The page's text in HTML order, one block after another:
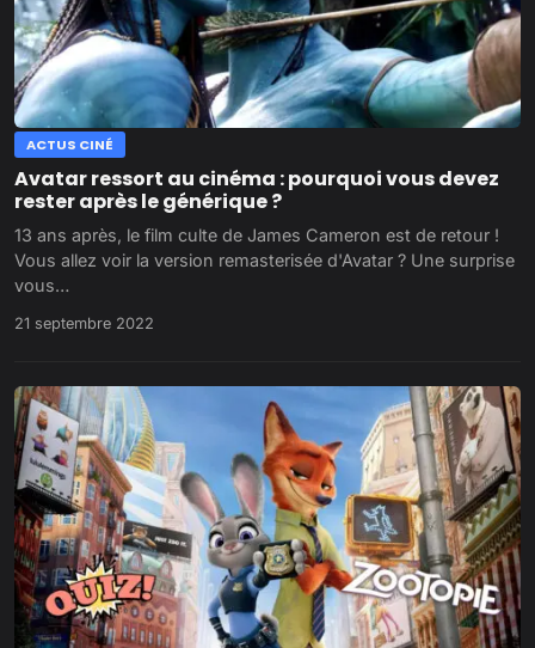
ACTUS CINÉ
Avatar ressort au cinéma : pourquoi vous devez
rester après le générique ?
13 ans après, le film culte de James Cameron est de retour !
Vous allez voir la version remasterisée d'Avatar ? Une surprise
vous…
21 septembre 2022